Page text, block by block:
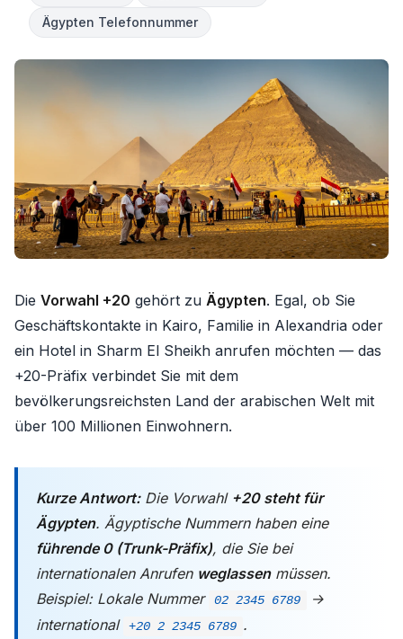
Ägypten Telefonnummer
Die Vorwahl +20 gehört zu Ägypten. Egal, ob Sie
Geschäfts­kontakte in Kairo, Familie in Alexandria oder
ein Hotel in Sharm El Sheikh anrufen möchten — das
+20-Präfix verbindet Sie mit dem
bevölkerungsreichsten Land der arabischen Welt mit
über 100 Millionen Einwohnern.
Kurze Antwort:Die Vorwahl +20 steht für
Ägypten. Ägyptische Nummern haben eine
führende 0 (Trunk-Präfix), die Sie bei
internationalen Anrufen weglassenmüssen.
Beispiel: Lokale Nummer 02 2345 6789
→
international +20 2 2345 6789 .